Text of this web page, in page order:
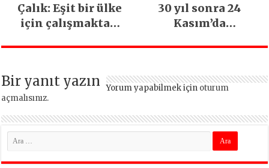
Çalık: Eşit bir ülke
için çalışmaktan
30 yıl sonra 24
Kasım’da
Bir yanıt yazın Yorum yapabilmek için oturum
açmalısınız.